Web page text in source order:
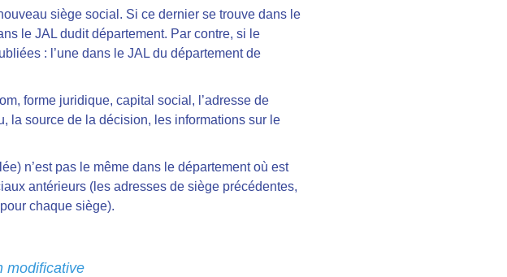
siège social . Si ce dernier se trouve dans le
le JAL dudit département. Par contre, si le
: l’une dans le JAL du département de
forme juridique, capital social, l’adresse de
la source de la décision, les informations sur le
n’est pas le même dans le département où est
antérieurs (les adresses de siège précédentes,
chaque siège).
modificative